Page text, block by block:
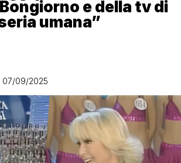
e della tv di
umana”
07/09/2025